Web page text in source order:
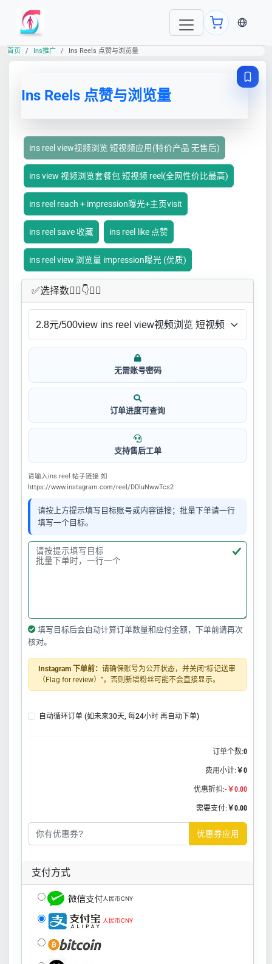
当前语
首页 Ins推广 Ins Reels 点赞与浏览量
Ins Reels 点赞与浏览量
ins reel view视频浏览 短视频应用(特价产品 无售后)
ins view 视频浏览套餐包 短视频 reel(全网性价比最高)
ins reel reach + impression曝光+主页visit
ins reel save 收藏 ins reel like 点赞
ins reel view 浏览量 impression曝光 (优质)
✅​选择数👇🏻​​👇👇🏻​​
无需账号密码
订单进度可查询
支持售后工单
请输入ins reel 帖子链接 如
https://www.instagram.com/reel/DDluNwwTcs2
请按上方提示填写目标账号或内容链接；批量下单请一行
填写一个目标。
填写目标后会自动计算订单数量和应付金额，下单前请再次
核对。
Instagram 下单前： 请确保账号为公开状态，并关闭“标记送审
（Flag for review）”，否则新增粉丝可能不会直接显示。
自动循环订单 (如未来30天, 每24小时 再自动下单)
订单个数:0
费用小计: ￥0
优惠折扣:-￥0.00
需要支付: ￥0.00
优惠券应用
支付方式
人民币CNY
人民币CNY